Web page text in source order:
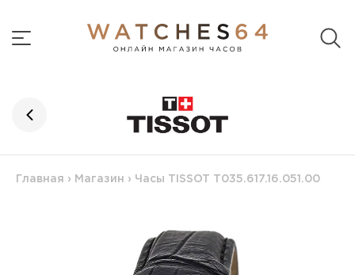
Главная › Магазин › Часы TISSOT T035.617.16.051.00